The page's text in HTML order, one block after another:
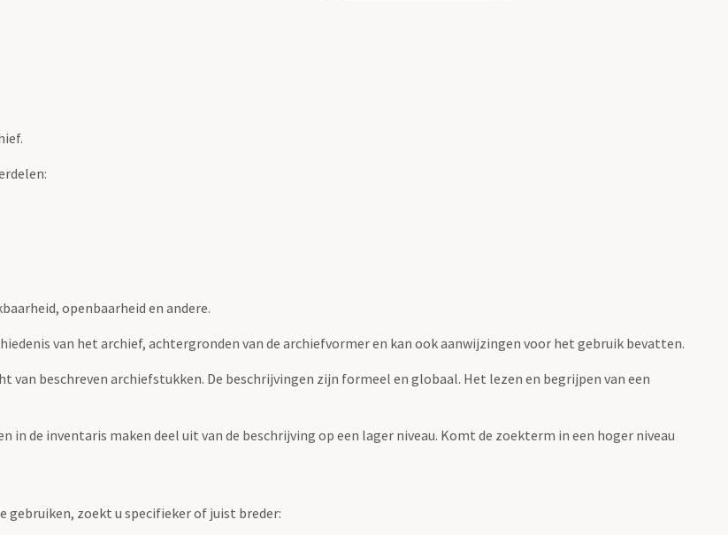
openbaarheid en andere.
van het archief, achtergronden van de archiefvormer en kan ook aanwijzingen voor het gebruik bevatten.
beschreven archiefstukken. De beschrijvingen zijn formeel en globaal. Het lezen en begrijpen van een
in de inventaris maken deel uit van de beschrijving op een lager niveau. Komt de zoekterm in een hoger niveau
gebruiken, zoekt u specifieker of juist breder: